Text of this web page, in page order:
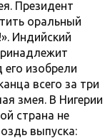
Президент
оральный
Индийский
изобрели
всего за три
змея. В Нигерии
страна не
выпуска: